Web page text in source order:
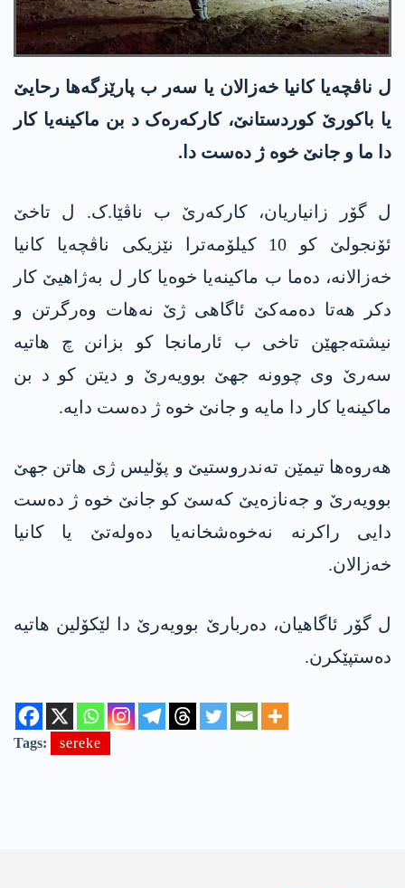
ل ناڤچەیا کانیا خەزالان یا سەر ب پارێزگەھا رحایێ
یا باکورێ کوردستانێ، کارکەرەک د بن ماکینەیا کار
دا ما و جانێ خوە ژ دەست دا.
ل گۆر زانیاریان، کارکەرێ ب ناڤێا.ک. ل تاخێ
ئۆنجولێ کو 10 کیلۆمەترا نێزیکی ناڤچەیا کانیا
خەزالانە، دەما ب ماکینەیا خوەیا کار ل بەژاھیێ کار
دکر ھەتا دەمەکێ ئاگاھی ژێ نەھات وەرگرتن و
نیشتەجھێن تاخی ب ئارمانجا کو بزانن چ ھاتیە
سەرێ وی چوونە جھێ بوویەرێ و دیتن کو د بن
ماکینەیا کار دا مایە و جانێ خوە ژ دەست دایە.
ھەروەھا تیمێن تەندروستیێ و پۆلیس ژی ھاتن جھێ
بوویەرێ و جەنازەیێ کەسێ کو جانێ خوە ژ دەست
دایی راکرنە نەخوەشخانەیا دەولەتێ یا کانیا
خەزالان.
ل گۆر ئاگاھیان، دەربارێ بوویەرێ دا لێکۆلین ھاتیە
دەستپێکرن.
Tags: sereke